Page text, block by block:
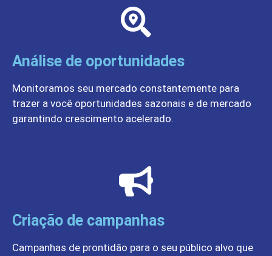
Análise de oportunidades
Monitoramos seu mercado constantemente para
trazer a você oportunidades sazonais e de mercado
garantindo crescimento acelerado.
Criação de campanhas
Campanhas de prontidão para o seu público alvo que